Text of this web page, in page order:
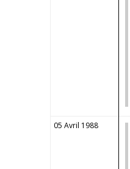
05 Avril 1988